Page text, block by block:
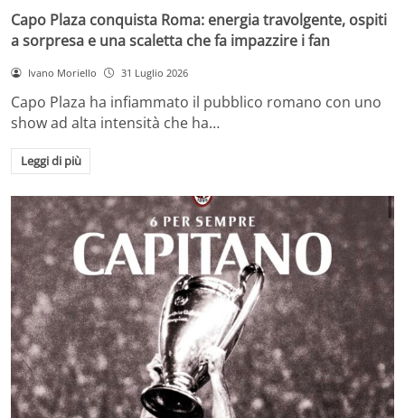
Capo Plaza conquista Roma: energia travolgente, ospiti
a sorpresa e una scaletta che fa impazzire i fan
Ivano Moriello 31 Luglio 2026
Capo Plaza ha infiammato il pubblico romano con uno
show ad alta intensità che ha…
Leggi di più